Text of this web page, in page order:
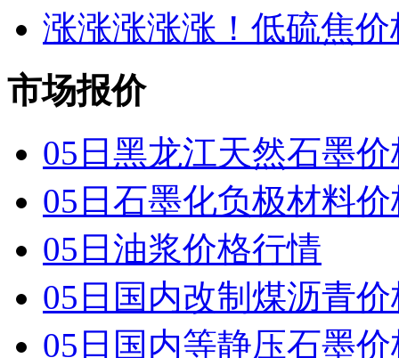
涨涨涨涨涨！低硫焦价
市场报价
05日黑龙江天然石墨
05日石墨化负极材料
05日油浆价格行情
05日国内改制煤沥青
05日国内 等静压石墨